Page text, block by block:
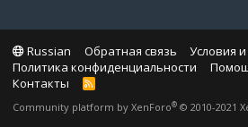
Russian Обратная связь
Условия
Политика конфиденциальности
Контакты
R
S
Community platform by XenForo® © 2010-2021